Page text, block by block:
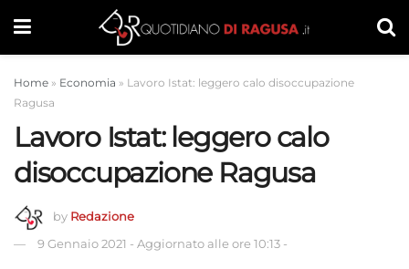
Home » Economia » Lavoro Istat: leggero calo disoccupazione
Ragusa
Lavoro Istat: leggero calo
disoccupazione Ragusa
by Redazione
9 Gennaio 2021 - Aggiornato alle ore 10:13 -